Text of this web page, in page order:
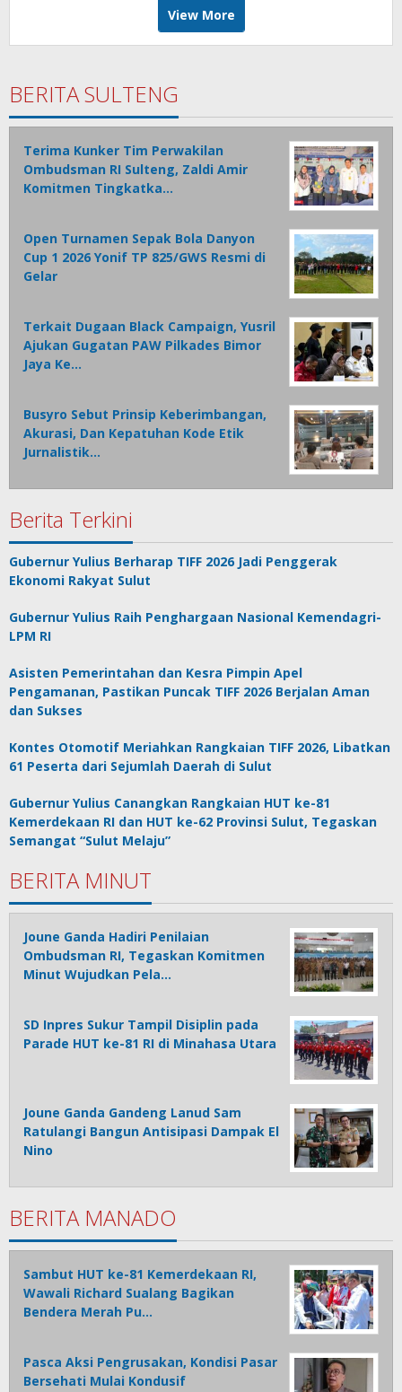
View More
BERITA SULTENG
Terima Kunker Tim Perwakilan
Ombudsman RI Sulteng, Zaldi Amir
Komitmen Tingkatka…
Open Turnamen Sepak Bola Danyon
Cup 1 2026 Yonif TP 825/GWS Resmi di
Gelar
Terkait Dugaan Black Campaign, Yusril
Ajukan Gugatan PAW Pilkades Bimor
Jaya Ke…
Busyro Sebut Prinsip Keberimbangan,
Akurasi, Dan Kepatuhan Kode Etik
Jurnalistik…
Berita Terkini
Gubernur Yulius Berharap TIFF 2026 Jadi Penggerak
Ekonomi Rakyat Sulut
Gubernur Yulius Raih Penghargaan Nasional Kemendagri-
LPM RI
Asisten Pemerintahan dan Kesra Pimpin Apel
Pengamanan, Pastikan Puncak TIFF 2026 Berjalan Aman
dan Sukses
Kontes Otomotif Meriahkan Rangkaian TIFF 2026, Libatkan
61 Peserta dari Sejumlah Daerah di Sulut
Gubernur Yulius Canangkan Rangkaian HUT ke-81
Kemerdekaan RI dan HUT ke-62 Provinsi Sulut, Tegaskan
Semangat “Sulut Melaju”
BERITA MINUT
Joune Ganda Hadiri Penilaian
Ombudsman RI, Tegaskan Komitmen
Minut Wujudkan Pela…
SD Inpres Sukur Tampil Disiplin pada
Parade HUT ke-81 RI di Minahasa Utara
Joune Ganda Gandeng Lanud Sam
Ratulangi Bangun Antisipasi Dampak El
Nino
BERITA MANADO
Sambut HUT ke-81 Kemerdekaan RI,
Wawali Richard Sualang Bagikan
Bendera Merah Pu…
Pasca Aksi Pengrusakan, Kondisi Pasar
Bersehati Mulai Kondusif